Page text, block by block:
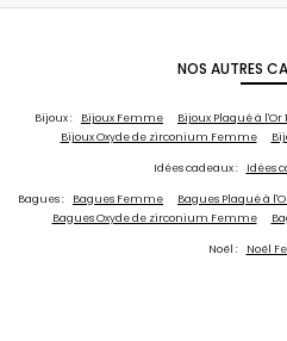
NOS AUTRES
Bijoux : Bijoux Femme Bijoux Plaqué à l'Or
Bijoux Oxyde de zirconium Femme
Idées cadeaux : Idées
Bagues : Bagues Femme Bagues Plaqué à
Bagues Oxyde de zirconium Femme
Noël : Noël